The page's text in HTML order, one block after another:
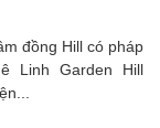
đồng Hill có pháp
Linh Garden Hill